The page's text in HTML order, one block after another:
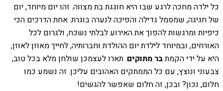
כל ילדה מחכה לרגע שבו היא חוגגת בת מצווה. זהו יום מיוחד, יום
של חגיגה, שמסמל גדילה והפיכה לנערה בוגרת. אחת הדרכים הכי
כיפיות ומרגשות להפוך את האירוע לבלתי נשכח, ולגרום לכל
האורחים, ובמיוחד לילדת יום ההולדת וחברותיה, לחייך מאוזן לאוזן,
היא על ידי הקמתבר מתוקים. תארו לעצמכן שולחן מלא בכל טוב,
צבעוני ונוצץ, עם כל הממתקים האהובים עליכן. זה נשמע כמו
חלום, נכון? ובכן, זה חלום שאפשר להגשים!